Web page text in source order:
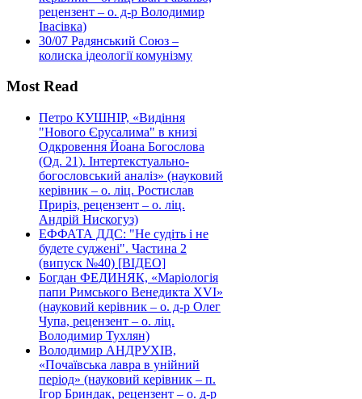
рецензент – о. д-р Володимир
Івасівка)
30/07 Радянський Союз –
колиска ідеології комунізму
Most Read
Петро КУШНІР, «Видіння
"Нового Єрусалима" в книзі
Одкровення Йоана Богослова
(Од. 21). Інтертекстуально-
богословський аналіз» (науковий
керівник – о. ліц. Ростислав
Приріз, рецензент – о. ліц.
Андрій Нискогуз)
ЕФФАТА ДДС: "Не судіть і не
будете суджені". Частина 2
(випуск №40) [ВІДЕО]
Богдан ФЕДИНЯК, «Маріологія
папи Римського Венедикта XVI»
(науковий керівник – о. д-р Олег
Чупа, рецензент – о. ліц.
Володимир Тухлян)
Володимир АНДРУХІВ,
«Почаївська лавра в унійний
період» (науковий керівник – п.
Ігор Бриндак, рецензент – о. д-р